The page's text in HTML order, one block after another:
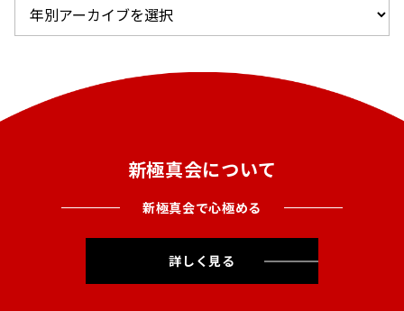
新極真会について
新極真会で心極める
詳しく見る